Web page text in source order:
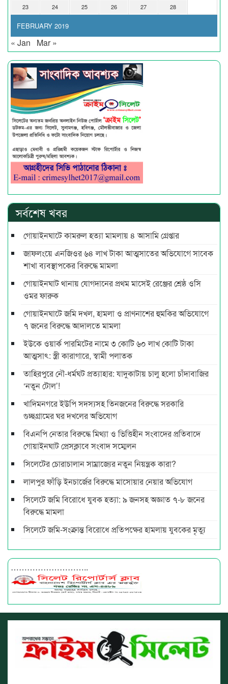
FEBRUARY 2019
23
24 25 26 27 28
« Jan Mar »
সর্বশেষ খবর
গোয়াইনঘাটে কামরুল হত্যা মামলায় ৪ আসামি গ্রেপ্তার
জাফলংয়ে এনজিওর ৬৪ লাখ টাকা আত্মসাতের অভিযোগে সাবেক
শাখা ব্যবস্থাপকের বিরুদ্ধে মামলা
গোয়াইনঘাট থানায় যোগদানের প্রথম মাসেই রেঞ্জের শ্রেষ্ঠ ওসি
ওমর ফারুক
গোয়াইনঘাটে জমি দখল, হামলা ও প্রাণনাশের হুমকির অভিযোগে
৭ জনের বিরুদ্ধে আদালতে মামলা
ইউকে ওয়ার্ক পারমিটের নামে ৩ কোটি ৬০ লাখ কোটি টাকা
আত্মসাৎ: স্ত্রী কারাগারে, স্বামী পলাতক
তাহিরপুরে নৌ-ধর্মঘট প্রত্যাহার: যাদুকাটায় চালু হলো চাঁদাবাজির
‘নতুন টোল’!
খাদিমনগরে ইউপি সদস্যসহ তিনজনের বিরুদ্ধে সরকারি
গুচ্ছগ্রামের ঘর দখলের অভিযোগ
বিএনপি নেতার বিরুদ্ধে মিথ্যা ও ভিত্তিহীন সংবাদের প্রতিবাদে
গোয়াইনঘাট প্রেসক্লাবে সংবাদ সম্মেলন
সিলেটের চোরাচালান সাম্রাজ্যের নতুন নিয়ন্ত্রক কারা?
লালপুর ফাঁড়ি ইনচার্জের বিরুদ্ধে মাসোয়ার নেয়ার অভিযোগ
সিলেটে জমি বিরোধে যুবক হত্যা: ৯ জনসহ অজ্ঞাত ৭-৮ জনের
বিরুদ্ধে মামলা
সিলেটে জমি-সংক্রান্ত বিরোধে প্রতিপক্ষের হামলায় যুবকের মৃত্যু
………………………..